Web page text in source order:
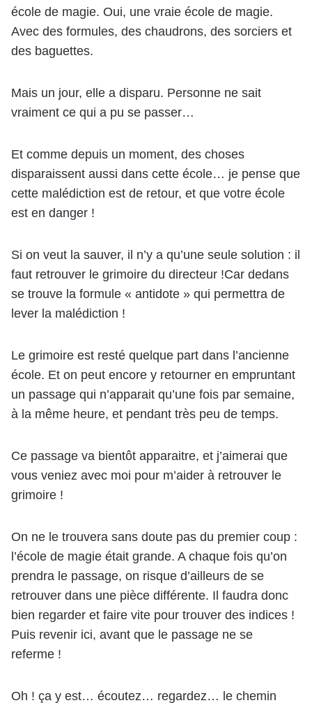
école de magie. Oui, une vraie école de magie.
Avec des formules, des chaudrons, des sorciers et
des baguettes.
Mais un jour, elle a disparu. Personne ne sait
vraiment ce qui a pu se passer…
Et comme depuis un moment, des choses
disparaissent aussi dans cette école… je pense que
cette malédiction est de retour, et que votre école
est en danger !
Si on veut la sauver, il n’y a qu’une seule solution : il
faut retrouver le grimoire du directeur !Car dedans
se trouve la formule « antidote » qui permettra de
lever la malédiction !
Le grimoire est resté quelque part dans l’ancienne
école. Et on peut encore y retourner en empruntant
un passage qui n’apparait qu’une fois par semaine,
à la même heure, et pendant très peu de temps.
Ce passage va bientôt apparaitre, et j’aimerai que
vous veniez avec moi pour m’aider à retrouver le
grimoire !
On ne le trouvera sans doute pas du premier coup :
l’école de magie était grande. A chaque fois qu’on
prendra le passage, on risque d’ailleurs de se
retrouver dans une pièce différente. Il faudra donc
bien regarder et faire vite pour trouver des indices !
Puis revenir ici, avant que le passage ne se
referme !
Oh ! ça y est… écoutez… regardez… le chemin